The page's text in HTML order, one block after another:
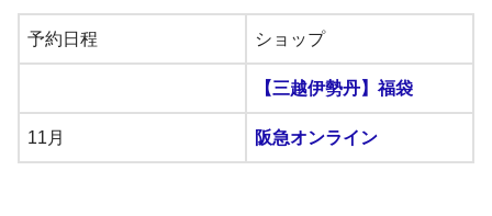
予約日程 ショップ
【三越伊勢丹】福袋
11月 阪急オンライン